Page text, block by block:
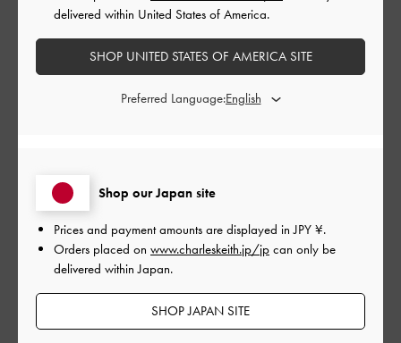
可愛すぎる！！！！！
サイズ: その他（シューズ以外） |
デザイン
とても良かった
品質
とても良かった
Shop our Japan site
Prices and payment amounts are displayed inJPY ¥.
Orders placed on www.charleskeith.jp/jp can only be
delivered within Japan.
SHOP JAPAN SITE
delivered within United States of America.
SHOP UNITED STATES OF AMERICA SITE
Preferred Language: